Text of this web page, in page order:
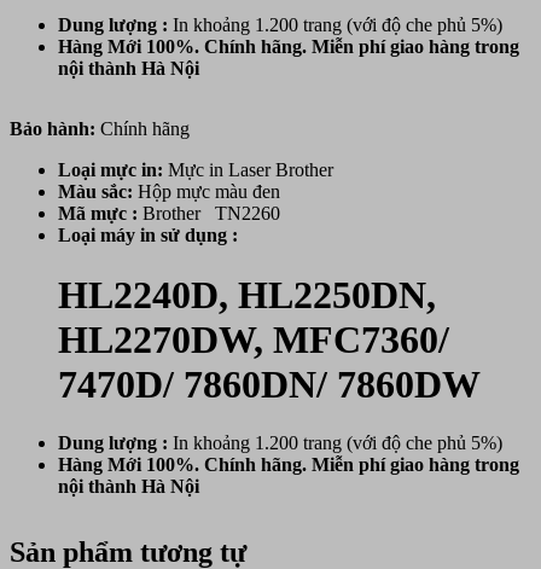
Dung lượng : In khoảng 1.200 trang (với độ che phủ 5%)
Hàng Mới 100%. Chính hãng. Miễn phí giao hàng trong
nội thành Hà Nội
Bảo hành: Chính hãng
Loại mực in: Mực in Laser Brother
Màu sắc: Hộp mực màu đen
Mã mực : Brother TN2260
Loại máy in sử dụng :
HL2240D, HL2250DN,
HL2270DW, MFC7360/
7470D/ 7860DN/ 7860DW
Dung lượng : In khoảng 1.200 trang (với độ che phủ 5%)
Hàng Mới 100%. Chính hãng. Miễn phí giao hàng trong
nội thành Hà Nội
Sản phẩm tương tự